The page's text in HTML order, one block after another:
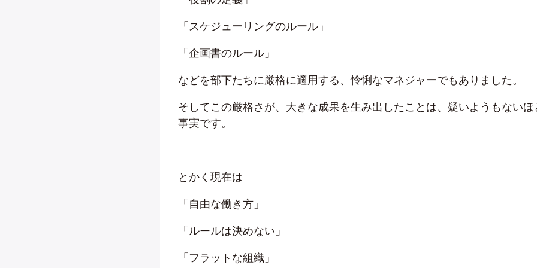
「スケジューリングのルール」
「企画書のルール」
などを部下たちに厳格に適用する、怜悧なマネジャーでもありました。
そしてこの厳格さが、大きな成果を生み出したことは、疑いようもないほ
事実です。
とかく現在は
「自由な働き方」
「ルールは決めない」
「フラットな組織」